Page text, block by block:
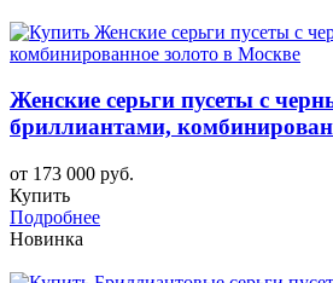
Женские серьги пусеты с
бриллиантами,
от 173 000 руб.
Купить
Подробнее
Новинка